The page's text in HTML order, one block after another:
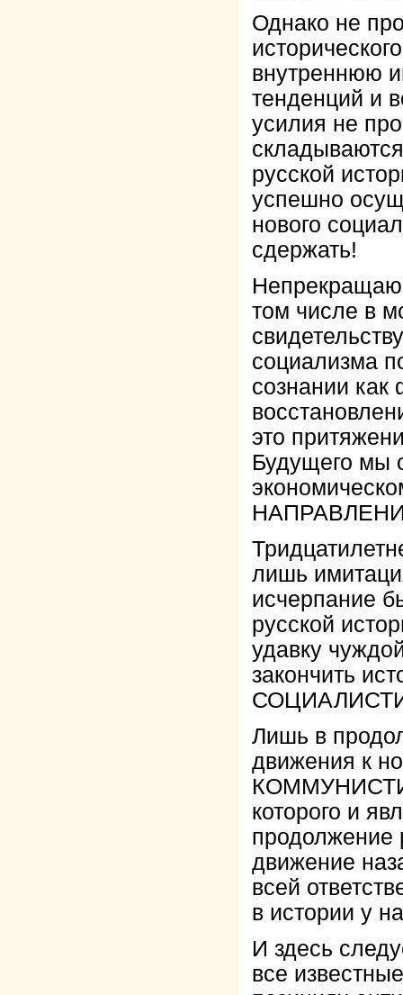
Однако не
внутреннюю
тенденций и
усилия не
русской
успешно
нового
сдержать!
том числе в
социализма
сознании
это
Будущего мы
лишь
исчерпание
русской
удавку
закончить
Лишь в
движения к
которого и
продолжение
движение
всей
в истории у
И здесь
все